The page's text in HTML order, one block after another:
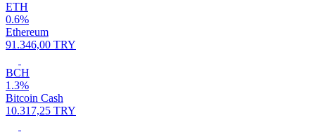
ETH
0.6%
Ethereum
91.346,00 TRY
BCH
1.3%
Bitcoin Cash
10.317,25 TRY